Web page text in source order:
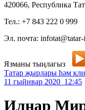
420066, Республика
Тел.: +7 843 222 0 999
Эл. почта:
Язманы тыңлагыз
Татар җырлары һәм
11 гыйнвар 2020 12:45
Илнар